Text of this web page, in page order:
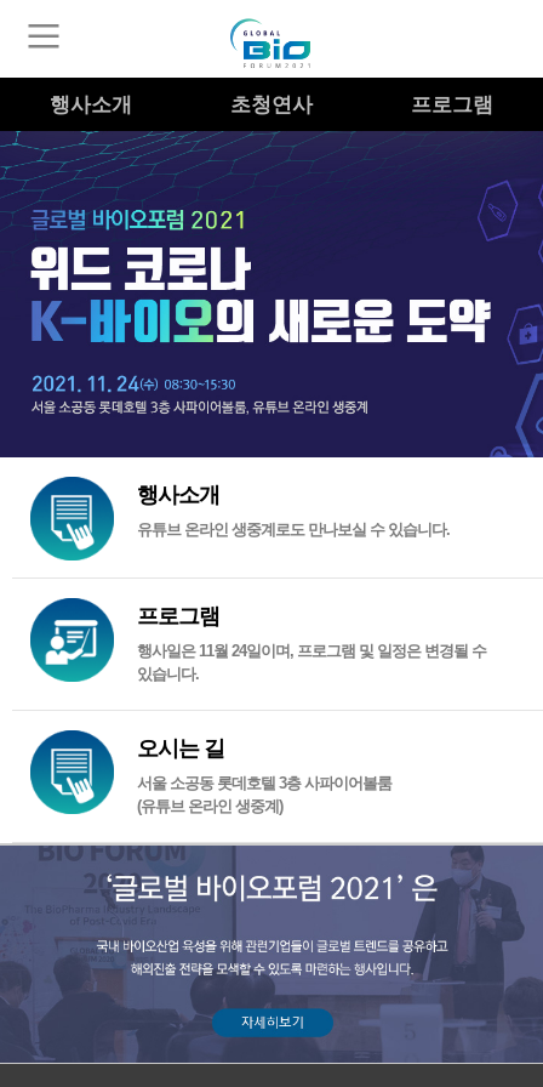
행사소개 초청연사 프로그램
행사소개
유튜브 온라인 생중계로도 만나보실 수 있습니다.
프로그램
행사일은 11월 24일이며, 프로그램 및 일정은 변경될 수
있습니다.
오시는 길
서울 소공동 롯데호텔 3층 사파이어볼룸
(유튜브 온라인 생중계)